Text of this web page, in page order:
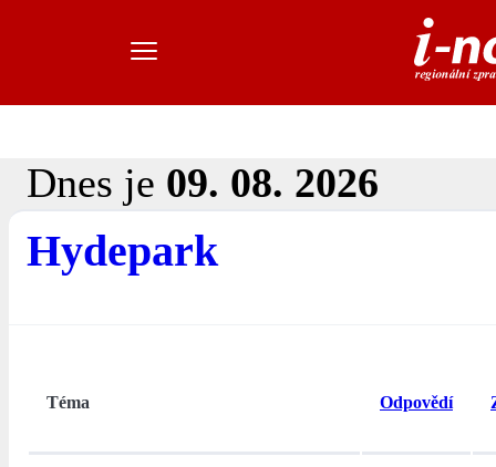
Dnes je 09. 08. 2026
Hydepark
Téma Odpovědí